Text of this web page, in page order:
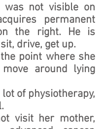
was not visible on
permanent
the right. He is
drive, get up.
point where she
around lying
lot of physiotherapy,
visit her mother,